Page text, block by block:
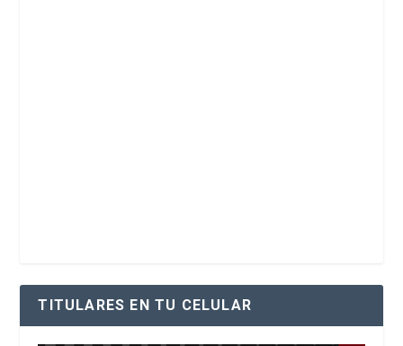
TITULARES EN TU CELULAR